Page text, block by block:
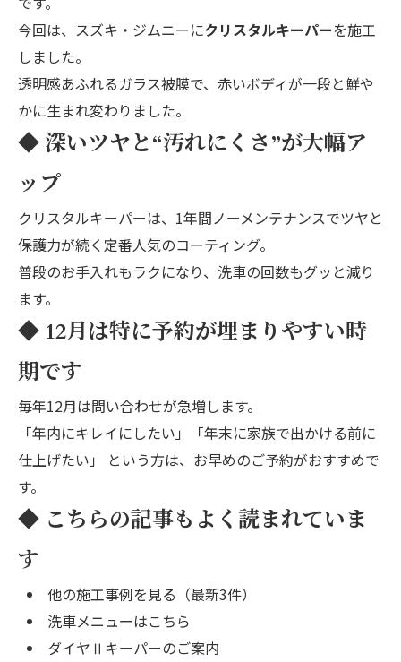
今回は、スズキ・ジムニーにクリスタルキーパーを施工
しました。
透明感あふれるガラス被膜で、赤いボディが一段と鮮や
かに生まれ変わりました。
◆ 深いツヤと“汚れにくさ”が大幅ア
ップ
クリスタルキーパーは、1年間ノーメンテナンスでツヤと
保護力が続く定番人気のコーティング。
普段のお手入れもラクになり、洗車の回数もグッと減り
ます。
◆ 12月は特に予約が埋まりやすい時
期です
毎年12月は問い合わせが急増します。
「年内にキレイにしたい」「年末に家族で出かける前に
仕上げたい」 という方は、お早めのご予約がおすすめで
す。
◆ こちらの記事もよく読まれていま
す
他の施工事例を見る（最新3件）
洗車メニューはこちら
ダイヤⅡキーパーのご案内